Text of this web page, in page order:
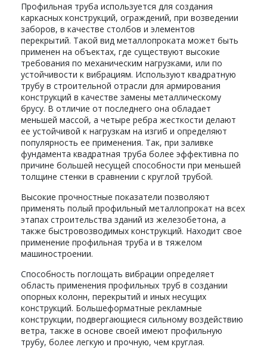
Профильная труба используется для создания
каркасных конструкций, ограждений, при возведении
заборов, в качестве столбов и элементов
перекрытий. Такой вид металлопроката может быть
применен на объектах, где существуют высокие
требования по механическим нагрузками, или по
устойчивости к вибрациям. Используют квадратную
трубу в строительной отрасли для армирования
конструкций в качестве замены металлическому
брусу. В отличие от последнего она обладает
меньшей массой, а четыре ребра жесткости делают
ее устойчивой к нагрузкам на изгиб и определяют
популярность ее применения. Так, при заливке
фундамента квадратная труба более эффективна по
причине большей несущей способности при меньшей
толщине стенки в сравнении с круглой трубой.
Высокие прочностные показатели позволяют
применять полый профильный металлопрокат на всех
этапах строительства зданий из железобетона, а
также быстровозводимых конструкций. Находит свое
применение профильная труба и в тяжелом
машиностроении.
Способность поглощать вибрации определяет
область применения профильных труб в создании
опорных колонн, перекрытий и иных несущих
конструкций. Большеформатные рекламные
конструкции, подвергающиеся сильному воздействию
ветра, также в основе своей имеют профильную
трубу, более легкую и прочную, чем круглая.